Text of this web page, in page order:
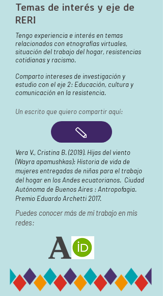
Temas de interés y eje de
RERI
Tengo experiencia e interés en temas
relacionados con etnografías virtuales,
situación del trabajo del hogar, resistencias
cotidianas y racismo.
Comparto intereses de investigación y
estudio con el eje 2: Educación, cultura y
comunicación en la resistencia.
Un escrito que quiero compartir aquí:
Vera V., Cristina B. (2019). Hijas del viento
(Wayra apamushkas): Historia de vida de
mujeres entregadas de niñas para el trabajo
del hogar en los Andes ecuatorianos. Ciudad
Autónoma de Buenos Aires : Antropofagia.
Premio Eduardo Archetti 2017.
Puedes conocer más de mi trabajo en mis
redes: